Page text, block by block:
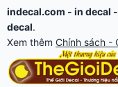
indecal.com - in decal -
decal.
Xem thêm Chính sách -